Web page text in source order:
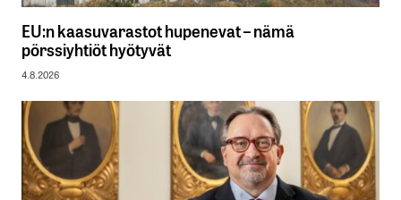
EU:n kaasuvarastot hupenevat – nämä
pörssiyhtiöt hyötyvät
4.8.2026